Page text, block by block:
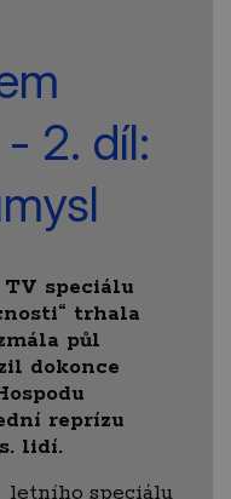
2. díl:
speciálu
trhala
půl
dokonce
reprízu
lidí.
letního speciálu